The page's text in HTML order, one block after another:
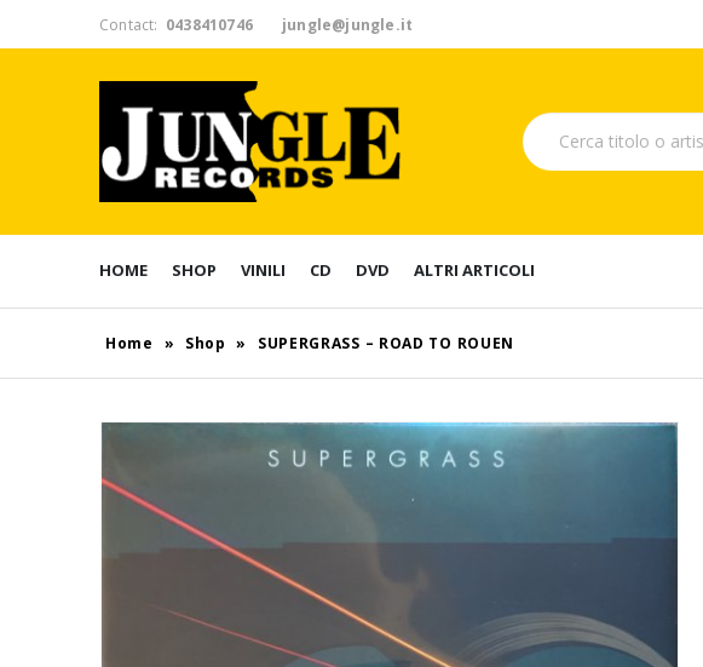
Contact: 0438410746 jungle@jungle.it
HOME SHOP VINILI CD DVD ALTRI ARTICOLI
Home » Shop » SUPERGRASS – ROAD TO ROUEN